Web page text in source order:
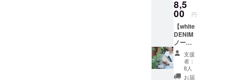
チュラ
ル（留
め具も
同じ）
中用
紙：OK
フール
スペー
パー
（日本
く）
表
紙：本
牛革
色：ナ
チュラ
ル（留
め具も
同じ）
「竹紙
100」
等々、
店頭で
も人気
の紙か
ら選ば
せて頂
きま
い。 程
よい滑
らかさ
の「OK
フール
ス紙」
や竹
100%か
ら作ら
べてマ
イクロ
ミシン
加工が
施され
ており
簡単に
切り取
ること
strap」
が１つ
ずつ
入って
いま
す。
Refimo
Stick
は、ア
クセサ
ル）を
記入さ
せて頂
きま
す。 ①
表紙
は、本
牛革
（日本
産天然
ノート
（A5サ
イズ）
とお礼
のメッ
セージ
②こど
も達へ
ノート
を１冊
8,5
00 円
【white
DENIM
ノート
（A5サ
イズ）
とお礼
のメッ
支援
者：
8人
お届